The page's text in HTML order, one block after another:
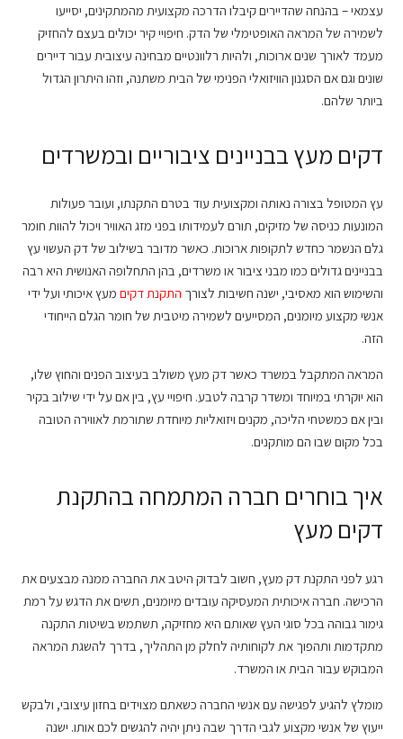
עצמאי – בהנחה שהדיירים קיבלו הדרכה מקצועית מהמתקינים, יסייעו
לשמירה של המראה האופטימלי של הדק. חיפויי קיר יכולים בעצם להחזיק
מעמד לאורך שנים ארוכות, ולהיות רלוונטיים מבחינה עיצובית עבור דיירים
שונים וגם אם הסגנון הוויזואלי הפנימי של הבית משתנה, וזהו היתרון הגדול
ביותר שלהם.
דקים מעץ בבניינים ציבוריים ובמשרדים
עץ המטופל בצורה נאותה ומקצועית עוד בטרם התקנתו, ועובר פעולות
המונעות כניסה של מזיקים, תורם לעמידותו בפני מזג האוויר ויכול להוות חומר
גלם הנשמר כחדש לתקופות ארוכות. כאשר מדובר בשילוב של דק העשוי עץ
בבניינים גדולים כמו מבני ציבור או משרדים, בהן התחלופה האנושית היא רבה
והשימוש הוא מאסיבי, ישנה חשיבות לצורך התקנת דקים מעץ איכותי ועל ידי
אנשי מקצוע מיומנים, המסייעים לשמירה מיטבית של חומר הגלם הייחודי
הזה.
המראה המתקבל במשרד כאשר דק מעץ משולב בעיצוב הפנים והחוץ שלו,
הוא יוקרתי במיוחד ומשדר קרבה לטבע. חיפויי עץ, בין אם על ידי שילוב בקיר
ובין אם כמשטחי הליכה, מקנים ויזואליות מיוחדת שתורמת לאווירה הטובה
בכל מקום שבו הם מותקנים.
איך בוחרים חברה המתמחה בהתקנת
דקים מעץ
רגע לפני התקנת דק מעץ, חשוב לבדוק היטב את החברה ממנה מבצעים את
הרכישה. חברה איכותית המעסיקה עובדים מיומנים, תשים את הדגש על רמת
גימור גבוהה בכל סוגי העץ שאותם היא מחזיקה, תשתמש בשיטות התקנה
מתקדמות ותהפוך את לקוחותיה לחלק מן התהליך, בדרך להשגת המראה
המבוקש עבור הבית או המשרד.
מומלץ להגיע לפגישה עם אנשי החברה כשאתם מצוידים בחזון עיצובי, ולבקש
ייעוץ של אנשי מקצוע לגבי הדרך שבה ניתן יהיה להגשים לכם אותו. ישנה